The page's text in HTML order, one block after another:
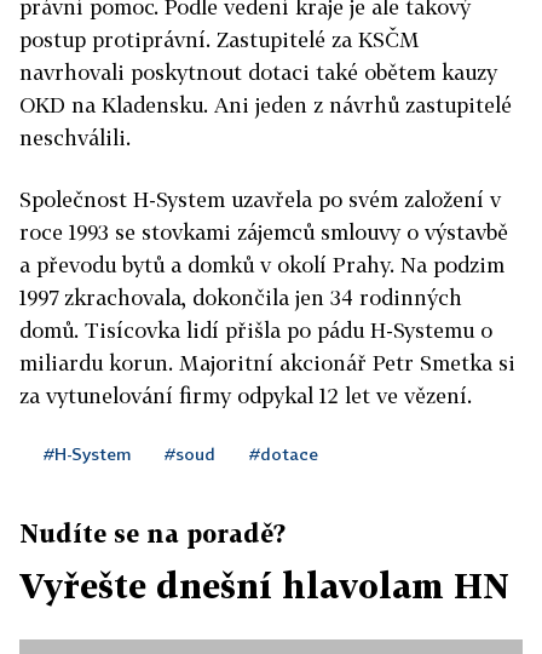
právní pomoc. Podle vedení kraje je ale takový
postup protiprávní. Zastupitelé za KSČM
navrhovali poskytnout dotaci také obětem kauzy
OKD na Kladensku. Ani jeden z návrhů zastupitelé
neschválili.
Společnost H-System uzavřela po svém založení v
roce 1993 se stovkami zájemců smlouvy o výstavbě
a převodu bytů a domků v okolí Prahy. Na podzim
1997 zkrachovala, dokončila jen 34 rodinných
domů. Tisícovka lidí přišla po pádu H-Systemu o
miliardu korun. Majoritní akcionář Petr Smetka si
za vytunelování firmy odpykal 12 let ve vězení.
#H-System #soud #dotace
Nudíte se na poradě?
Vyřešte dnešní hlavolam HN